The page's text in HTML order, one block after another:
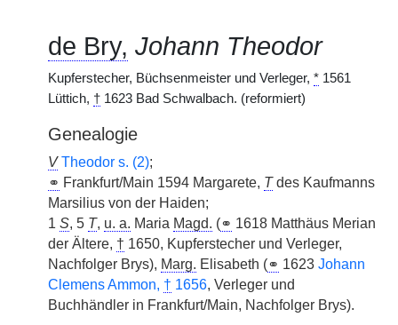
de Bry, Johann Theodor
Kupferstecher, Büchsenmeister und Verleger, * 1561
Lüttich, † 1623 Bad Schwalbach. (reformiert)
Genealogie
V Theodor s. (2);
⚭ Frankfurt/Main 1594 Margarete, Tdes Kaufmanns
Marsilius von der Haiden;
1 S, 5 T, u. a. Maria Magd. (⚭ 1618 Matthäus Merian
der Ältere, † 1650, Kupferstecher und Verleger,
Nachfolger Brys), Marg. Elisabeth (⚭ 1623 Johann
Clemens Ammon, † 1656, Verleger und
Buchhändler in Frankfurt/Main, Nachfolger Brys).